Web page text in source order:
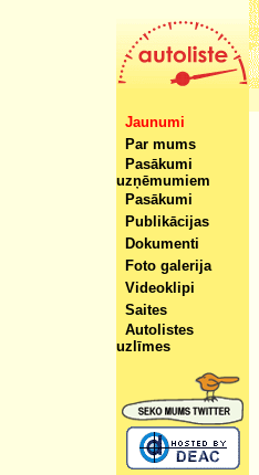
Jaunumi
Par mums
Pasākumi
uzņēmumiem
Pasākumi
Publikācijas
Dokumenti
Foto galerija
Videoklipi
Saites
Autolistes
uzlīmes